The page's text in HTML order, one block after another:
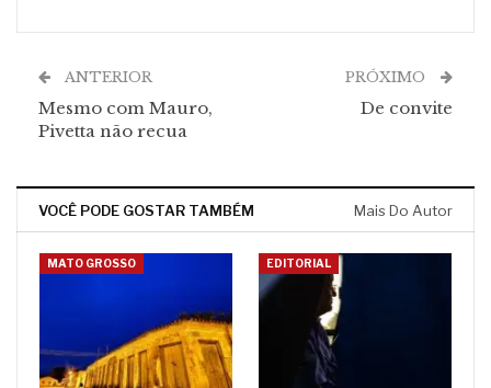
ANTERIOR
Mesmo com Mauro,
Pivetta não recua
PRÓXIMO
De convite
VOCÊ PODE GOSTAR TAMBÉM Mais Do Autor
MATO GROSSO EDITORIAL